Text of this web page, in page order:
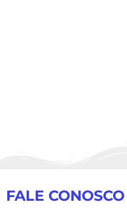
FALE CONOSCO